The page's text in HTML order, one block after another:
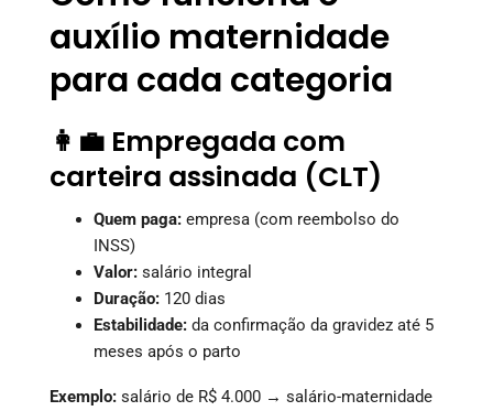
auxílio maternidade
para cada categoria
👩‍💼 Empregada com
carteira assinada (CLT)
Quem paga: empresa (com reembolso do
INSS)
Valor: salário integral
Duração: 120 dias
Estabilidade: da confirmação da gravidez até 5
meses após o parto
Exemplo: salário de R$ 4.000 → salário-maternidade